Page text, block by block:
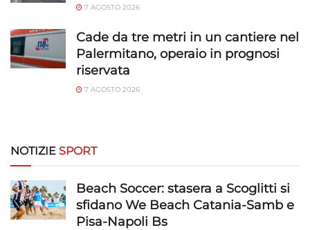
trasmesse automaticamente.
Utilizzare dati di geolocalizzazione precisi,
Riconoscere i dispositivi in base a informazioni
e presentare pubblicità e contenuto,
7 AGOSTO 2026
Cade da tre metri in un cantiere nel
Palermitano, operaio in prognosi
riservata
7 AGOSTO 2026
NOTIZIE SPORT
Beach Soccer: stasera a Scoglitti si
sfidano We Beach Catania-Samb e
Pisa-Napoli Bs